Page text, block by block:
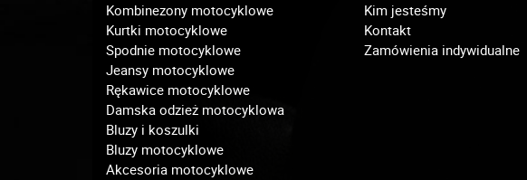
Kombinezony motocyklowe
Kurtki motocyklowe
Spodnie motocyklowe
Jeansy motocyklowe
Rękawice motocyklowe
Damska odzież motocyklowa
Bluzy i koszulki
Bluzy motocyklowe
Akcesoria motocyklowe
Kim jesteśmy
Kontakt
Zamówienia indywidualne